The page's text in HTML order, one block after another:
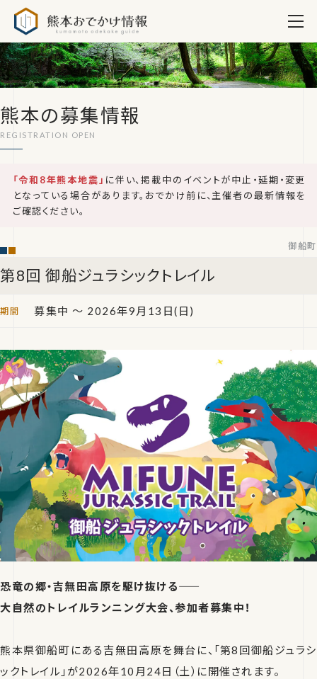
熊本の募集情報
「令和8年熊本地震」 に伴い、掲載中のイベントが中止・延期・変更
となっている場合があります。おでかけ前に、主催者の最新情報を
ご確認ください。
第8回 御船ジュラシックトレイル
御船町
募集中 ～ 2026年9月13日(日)
恐竜の郷・吉無田高原を駆け抜ける――
大自然のトレイルランニング大会、参加者募集中！
熊本県御船町にある吉無田高原を舞台に、「第8回御船ジュラシ
ックトレイル」が2026年10月24日（土）に開催されます。